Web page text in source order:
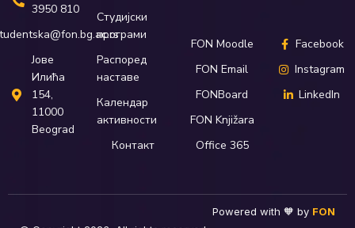
3950 810
Јове
Илића
154,
11000
Beograd
Студијски
програми
Распоред
наставе
Календар
активности
Контакт
FON Moodle
FON Email
FONBoard
FON Knjižara
Office 365
Facebook
Instagram
LinkedIn
Powered with 🧡 by FON